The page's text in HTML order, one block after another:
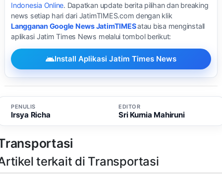
Indonesia Online. Dapatkan update berita pilihan dan breaking
news setiap hari dari JatimTIMES.com dengan klik
Langganan Google News JatimTIMESatau bisa menginstall
aplikasi Jatim Times News melalui tombol berikut:
Install Aplikasi Jatim Times News
PENULIS
Irsya Richa
EDITOR
Sri Kurnia Mahiruni
terkait di Transportasi